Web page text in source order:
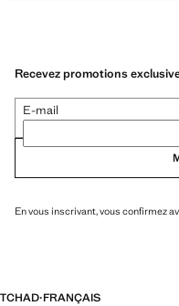
Recevez promotions
E-mail
En vous inscrivant, vous confirmez
TCHAD·FRANÇAIS